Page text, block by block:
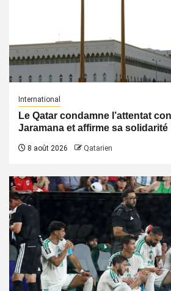
International
Le Qatar condamne l’attentat
Jaramana et affirme sa solidarité
8 août 2026 Qatarien